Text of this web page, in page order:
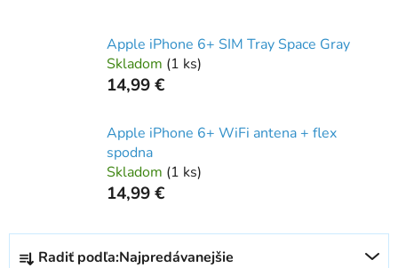
Apple iPhone 6+ SIM Tray Space Gray
Skladom (1 ks)
14,99 €
Apple iPhone 6+ WiFi antena + flex
spodna
Skladom (1 ks)
14,99 €
R
Radiť podľa:Najpredávanejšie